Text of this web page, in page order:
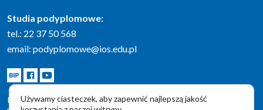
Studia podyplomowe:
tel.: 22 37 50 568
email: podyplomowe@ios.edu.pl
BIP Facebook
Youtube
POLITYKA PRYWATNOŚCI
Używamy ciasteczek, aby zapewnić najlepszą jakość